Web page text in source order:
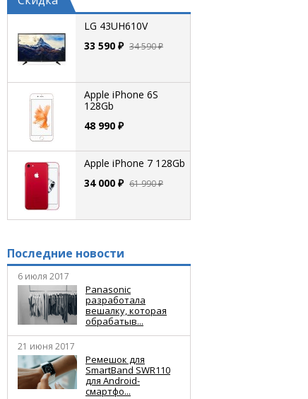
LG 43UH610V
33 590 ₽ 34 590 ₽
Apple iPhone 6S
128Gb
48 990 ₽
Apple iPhone 7 128Gb
34 000 ₽ 61 990 ₽
Последние новости
6 июля 2017
Panasonic
разработала
вешалку, которая
обрабатыв...
21 июня 2017
Ремешок для
SmartBand SWR110
для Android-
смартфо...